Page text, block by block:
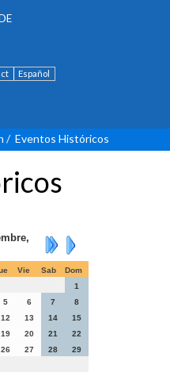
Español
/ Eventos Históricos
Vie Sab
Dom
1
5 6 7
8
12 13 14
15
19 20 21
22
26 27 28
29